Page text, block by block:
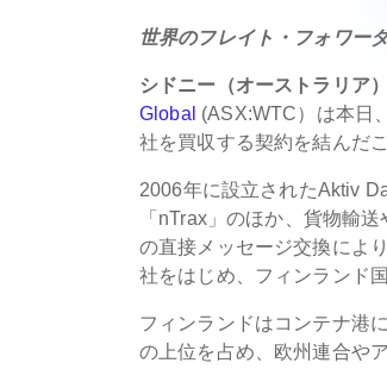
世界のフレイト・フォワー
シドニー（オーストラリア）
Global (ASX:WTC）は本日
社を買収する契約を結んだ
2006年に設立されたAktiv
「nTrax」のほか、貨物輸
の直接メッセージ交換によ
社をはじめ、フィンランド
フィンランドはコンテナ港
の上位を占め、欧州連合や